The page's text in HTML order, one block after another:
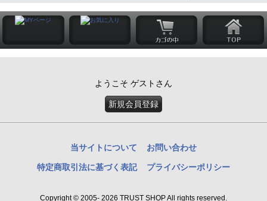
ようこそ ゲストさん
新規会員登録
当サイトについて お問い合わせ
特定商取引法に基づく表記 プライバシーポリシー
Copyright © 2005- 2026 TRUST SHOP All rights reserved.